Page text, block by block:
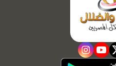
youtube
instagram